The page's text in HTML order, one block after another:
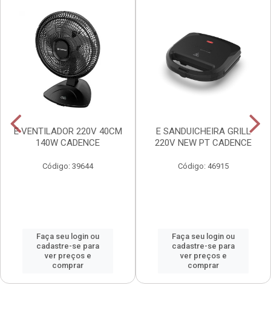
E VENTILADOR 220V 40CM
140W CADENCE
Código: 39644
Faça seu login ou
cadastre-se para
ver preços e
comprar
E SANDUICHEIRA GRILL
220V NEW PT CADENCE
Código: 46915
Faça seu login ou
cadastre-se para
ver preços e
comprar